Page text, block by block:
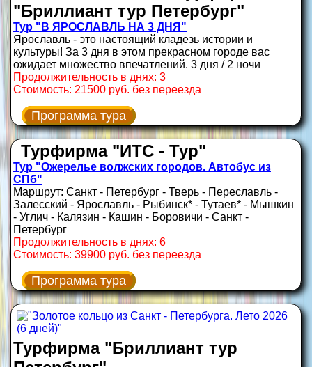
"Бриллиант тур Петербург"
Тур "В ЯРОСЛАВЛЬ НА 3 ДНЯ"
Ярославль - это настоящий кладезь истории и
культуры! За 3 дня в этом прекрасном городе вас
ожидает множество впечатлений. 3 дня / 2 ночи
Продолжительность в днях: 3
Стоимость: 21500 руб. без переезда
Программа тура
Турфирма "ИТС - Тур"
Тур "Ожерелье волжских городов. Автобус из
СПб"
Маршрут: Санкт - Петербург - Тверь - Переславль -
Залесский - Ярославль - Рыбинск* - Тутаев* - Мышкин
- Углич - Калязин - Кашин - Боровичи - Санкт -
Петербург
Продолжительность в днях: 6
Стоимость: 39900 руб. без переезда
Программа тура
Турфирма "Бриллиант тур